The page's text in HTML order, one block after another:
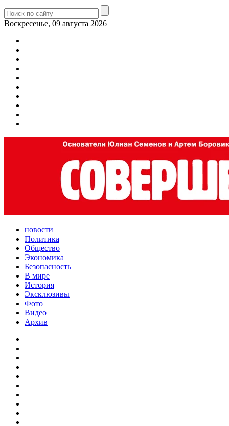
Воскресенье, 09 августа 2026
новости
Политика
Общество
Экономика
Безопасность
В мире
История
Эксклюзивы
Фото
Видео
Архив